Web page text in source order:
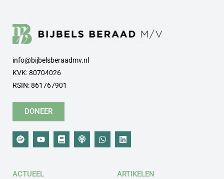
info@bijbelsberaadmv.nl
KVK: 80704026
RSIN: 861767901
DONEER
ACTUEEL ARTIKELEN